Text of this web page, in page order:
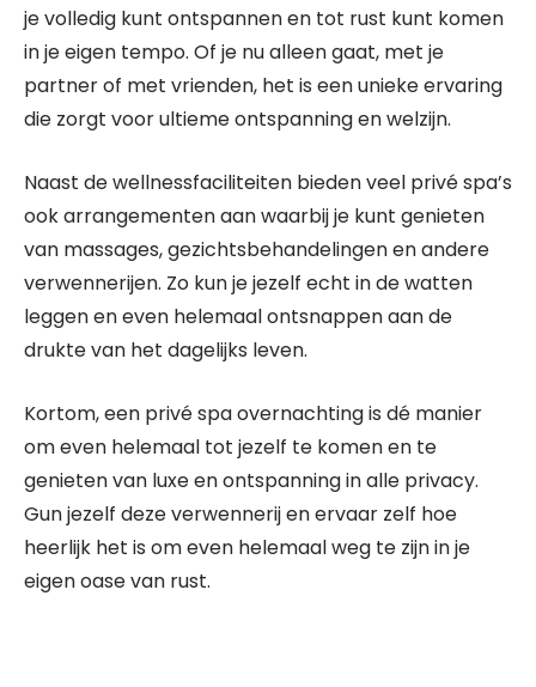
je volledig kunt ontspannen en tot rust kunt komen
in je eigen tempo. Of je nu alleen gaat, met je
partner of met vrienden, het is een unieke ervaring
die zorgt voor ultieme ontspanning en welzijn.
Naast de wellnessfaciliteiten bieden veel privé spa’s
ook arrangementen aan waarbij je kunt genieten
van massages, gezichtsbehandelingen en andere
verwennerijen. Zo kun je jezelf echt in de watten
leggen en even helemaal ontsnappen aan de
drukte van het dagelijks leven.
Kortom, een privé spa overnachting is dé manier
om even helemaal tot jezelf te komen en te
genieten van luxe en ontspanning in alle privacy.
Gun jezelf deze verwennerij en ervaar zelf hoe
heerlijk het is om even helemaal weg te zijn in je
eigen oase van rust.